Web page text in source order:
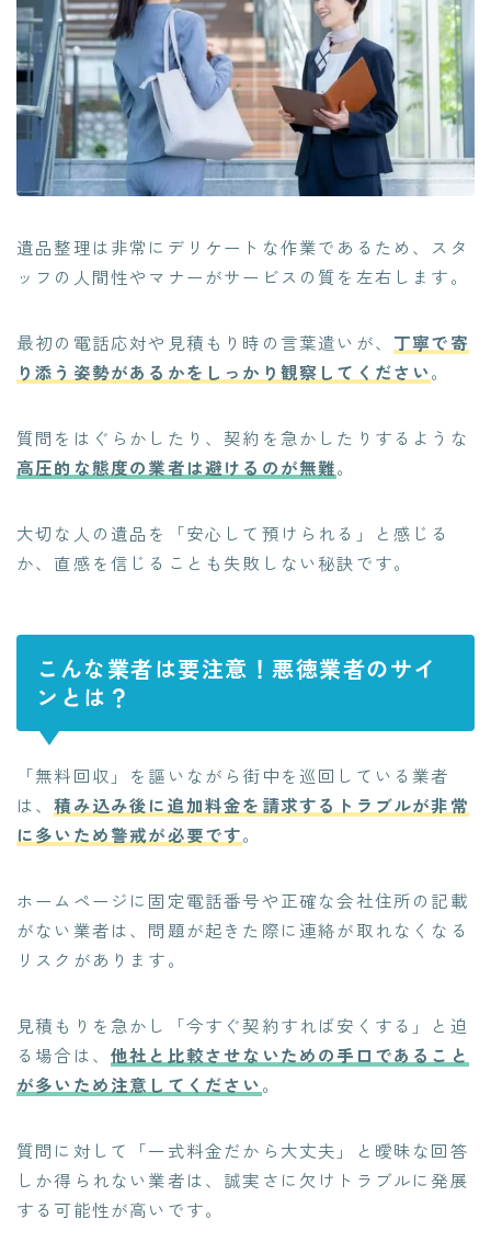
遺品整理は非常にデリケートな作業であるため、スタ
ッフの人間性やマナーがサービスの質を左右します。
最初の電話応対や見積もり時の言葉遣いが、 丁寧で寄
り添う姿勢があるかをしっかり観察してください。
質問をはぐらかしたり、契約を急かしたりするような
高圧的な態度の業者は避けるのが無難。
大切な人の遺品を「安心して預けられる」と感じる
か、直感を信じることも失敗しない秘訣です。
こんな業者は要注意！悪徳業者のサイ
ンとは？
「無料回収」を謳いながら街中を巡回している業者
は、積み込み後に追加料金を請求するトラブルが非常
に多いため警戒が必要です。
ホームページに固定電話番号や正確な会社住所の記載
がない業者は、問題が起きた際に連絡が取れなくなる
リスクがあります。
見積もりを急かし「今すぐ契約すれば安くする」と迫
る場合は、 他社と比較させないための手口であること
が多いため注意してください。
質問に対して「一式料金だから大丈夫」と曖昧な回答
しか得られない業者は、誠実さに欠けトラブルに発展
する可能性が高いです。